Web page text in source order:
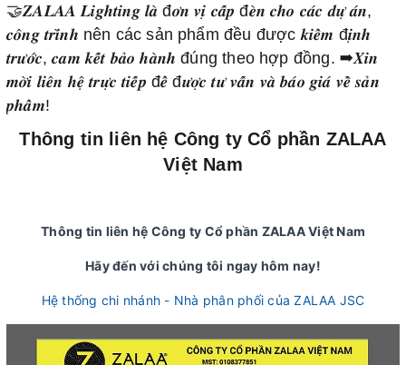
🤝𝒁𝑨𝑳𝑨𝑨 𝑳𝒊𝒈𝒉𝒕𝒊𝒏𝒈 𝒍𝒂̀ đ𝒐̛𝒏 𝒗𝒊̣ 𝒄𝒂̂́𝒑 đ𝒆̀𝒏 𝒄𝒉𝒐 𝒄𝒂́𝒄 𝒅𝒖̛̣ 𝒂́𝒏,
𝒄𝒐̂𝒏𝒈 𝒕𝒓𝒊̀𝒏𝒉 nên các sản phẩm đều được 𝒌𝒊𝒆̂̉𝒎 đ𝒊̣𝒏𝒉
𝒕𝒓𝒖̛𝒐̛́𝒄, 𝒄𝒂𝒎 𝒌𝒆̂́𝒕 𝒃𝒂̉𝒐 𝒉𝒂̀𝒏𝒉 đúng theo hợp đồng. ➡𝑿𝒊𝒏
𝒎𝒐̛̀𝒊 𝒍𝒊𝒆̂𝒏 𝒉𝒆̣̂ 𝒕𝒓𝒖̛̣𝒄 𝒕𝒊𝒆̂́𝒑 đ𝒆̂̉ đ𝒖̛𝒐̛̣𝒄 𝒕𝒖̛ 𝒗𝒂̂́𝒏 𝒗𝒂̀ 𝒃𝒂́𝒐 𝒈𝒊𝒂́ 𝒗𝒆̂̀ 𝒔𝒂̉𝒏
𝒑𝒉𝒂̂̉𝒎!
Thông tin liên hệ Công ty Cổ phần ZALAA
Việt Nam
Thông tin liên hệ Công ty Cổ phần ZALAA Việt Nam
Hãy đến với chúng tôi ngay hôm nay!
Hệ thống chi nhánh - Nhà phân phối của ZALAA JSC